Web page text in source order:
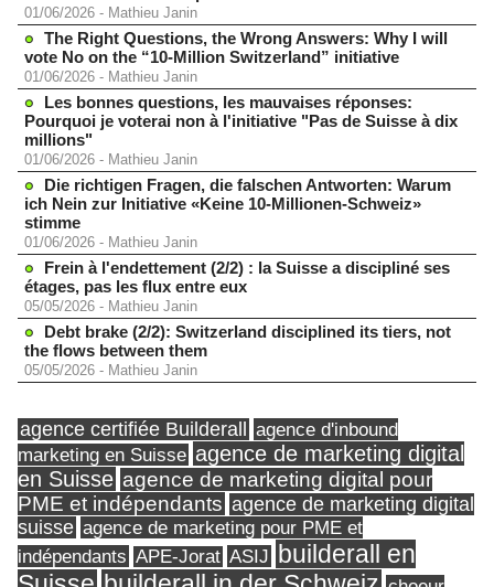
01/06/2026 - Mathieu Janin
The Right Questions, the Wrong Answers: Why I will
vote No on the “10-Million Switzerland” initiative
01/06/2026 - Mathieu Janin
Les bonnes questions, les mauvaises réponses:
Pourquoi je voterai non à l'initiative "Pas de Suisse à dix
millions"
01/06/2026 - Mathieu Janin
Die richtigen Fragen, die falschen Antworten: Warum
ich Nein zur Initiative «Keine 10-Millionen-Schweiz»
stimme
01/06/2026 - Mathieu Janin
Frein à l'endettement (2/2) : la Suisse a discipliné ses
étages, pas les flux entre eux
05/05/2026 - Mathieu Janin
Debt brake (2/2): Switzerland disciplined its tiers, not
the flows between them
05/05/2026 - Mathieu Janin
agence certifiée Builderall
agence d'inbound
marketing en Suisse agence de marketing digital
en Suisse agence de marketing digital pour
PME et indépendants agence de marketing digital
suisse agence de marketing pour PME et
indépendants APE-Jorat ASIJ builderall en